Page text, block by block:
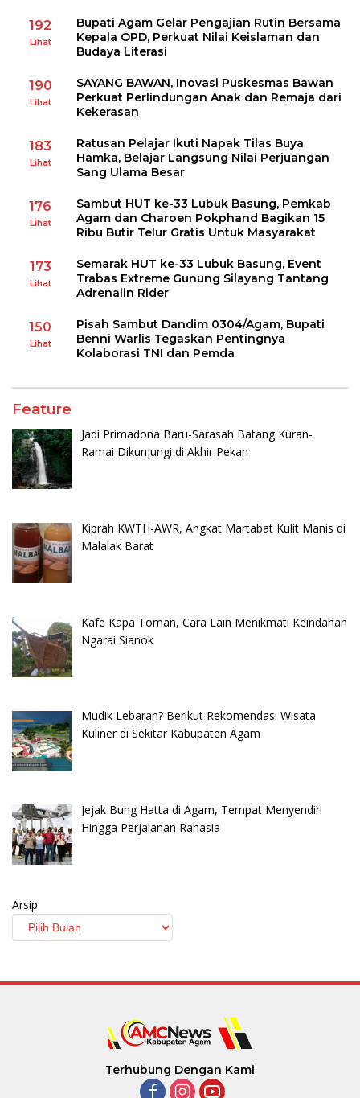
192
Lihat
Bupati Agam Gelar Pengajian Rutin Bersama
Kepala OPD, Perkuat Nilai Keislaman dan
Budaya Literasi
190
Lihat
SAYANG BAWAN, Inovasi Puskesmas Bawan
Perkuat Perlindungan Anak dan Remaja dari
Kekerasan
183
Lihat
Ratusan Pelajar Ikuti Napak Tilas Buya
Hamka, Belajar Langsung Nilai Perjuangan
Sang Ulama Besar
176
Lihat
Sambut HUT ke-33 Lubuk Basung, Pemkab
Agam dan Charoen Pokphand Bagikan 15
Ribu Butir Telur Gratis Untuk Masyarakat
173
Lihat
Semarak HUT ke-33 Lubuk Basung, Event
Trabas Extreme Gunung Silayang Tantang
Adrenalin Rider
150
Lihat
Pisah Sambut Dandim 0304/Agam, Bupati
Benni Warlis Tegaskan Pentingnya
Kolaborasi TNI dan Pemda
Feature
Jadi Primadona Baru-Sarasah Batang Kuran-
Ramai Dikunjungi di Akhir Pekan
Kiprah KWTH-AWR, Angkat Martabat Kulit Manis di
Malalak Barat
Kafe Kapa Toman, Cara Lain Menikmati Keindahan
Ngarai Sianok
Mudik Lebaran? Berikut Rekomendasi Wisata
Kuliner di Sekitar Kabupaten Agam
Jejak Bung Hatta di Agam, Tempat Menyendiri
Hingga Perjalanan Rahasia
Arsip
Terhubung Dengan Kami